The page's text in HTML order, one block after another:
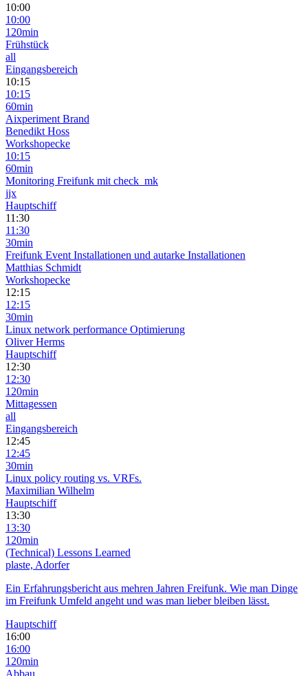
10:00
10:00
120min
Frühstück
all
Eingangsbereich
10:15
10:15
60min
Aixperiment Brand
Benedikt Hoss
Workshopecke
10:15
60min
Monitoring Freifunk mit check_mk
jjx
Hauptschiff
11:30
11:30
30min
Freifunk Event Installationen und autarke Installationen
Matthias Schmidt
Workshopecke
12:15
12:15
30min
Linux network performance Optimierung
Oliver Herms
Hauptschiff
12:30
12:30
120min
Mittagessen
all
Eingangsbereich
12:45
12:45
30min
Linux policy routing vs. VRFs.
Maximilian Wilhelm
Hauptschiff
13:30
13:30
120min
(Technical) Lessons Learned
plaste, Adorfer
Ein Erfahrungsbericht aus mehren Jahren Freifunk. Wie man Dinge
im Freifunk Umfeld angeht und was man lieber bleiben lässt.
Hauptschiff
16:00
16:00
120min
Abbau